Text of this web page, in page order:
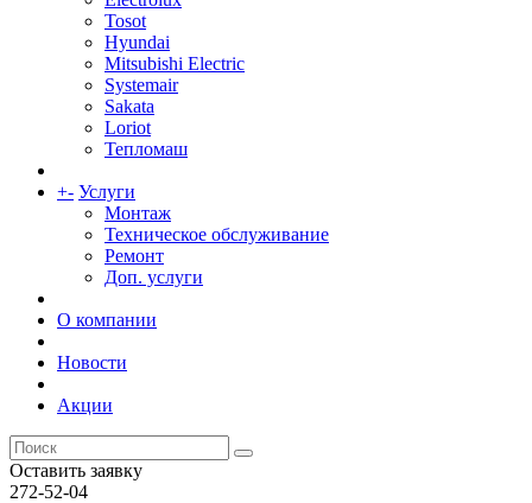
Tosot
Hyundai
Mitsubishi Electric
Systemair
Sakata
Loriot
Тепломаш
+- Услуги
Монтаж
Техническое обслуживание
Ремонт
Доп. услуги
О компании
Новости
Акции
Оставить заявку
272-52-04